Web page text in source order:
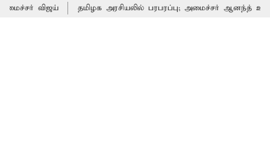
தமிழக அரசியலில் பரபரப்பு; அமைச்சர் ஆனந்த் உடன் சி.வி.